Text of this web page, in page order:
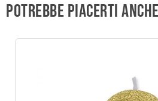
Potrebbe piacerti anche